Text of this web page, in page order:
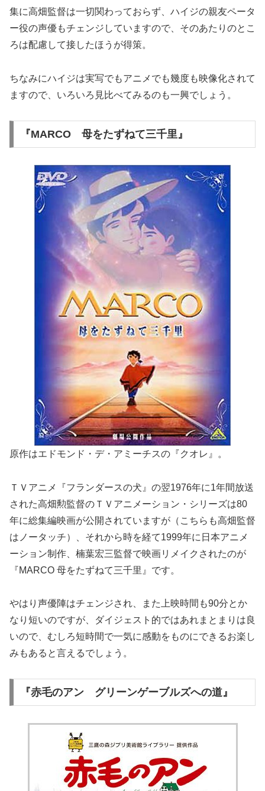
集に高畑監督は一切関わっておらず、ハイジの親友ペータ
ー役の声優もチェンジしていますので、そのあたりのとこ
ろは配慮して接したほうが得策。
ちなみにハイジは実写でもアニメでも幾度も映像化されて
ますので、いろいろ見比べてみるのも一興でしょう。
『MARCO 母をたずねて三千里』
原作はエドモンド・デ・アミーチスの『クオレ』。
ＴＶアニメ『フランダースの犬』の翌1976年に1年間放送
された高畑勲監督のＴＶアニメーション・シリーズは80
年に総集編映画が公開されていますが（こちらも高畑監督
はノータッチ）、それから時を経て1999年に日本アニメ
ーション制作、楠葉宏三監督で映画リメイクされたのが
『MARCO 母をたずねて三千里』です。
やはり声優陣はチェンジされ、また上映時間も90分とか
なり短いのですが、ダイジェスト的ではあれまとまりは良
いので、むしろ短時間で一気に感動をものにできるお楽し
みもあると言えるでしょう。
『赤毛のアン グリーンゲーブルズへの道』